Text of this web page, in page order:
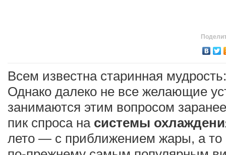
Всем известна старинная
Однако далеко не все желающие
занимаются этим вопросом
пик спроса на системы
лето — с приближением жары, а то